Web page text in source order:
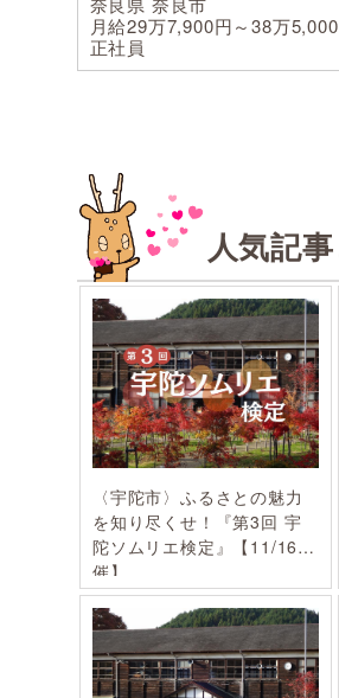
月給29万7,900円～38万
正社員
人気記
〈宇陀市〉ふるさとの魅力
を知り尽くせ！『第3回 宇
陀ソムリエ検定』【11/16開
催】